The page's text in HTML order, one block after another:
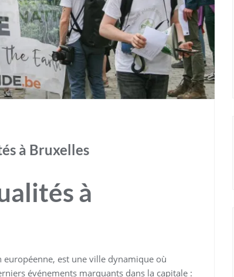
à Bruxelles
à
européenne, est une ville dynamique où
événements marquants dans la capitale :